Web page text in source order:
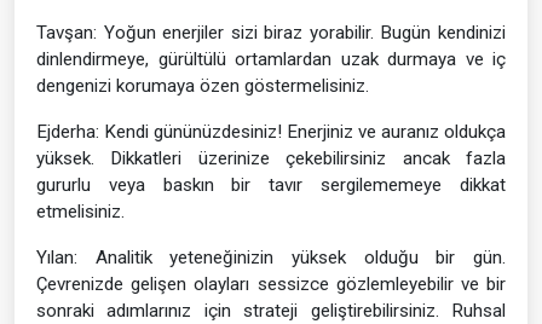
Tavşan: Yoğun enerjiler sizi biraz yorabilir. Bugün kendinizi
dinlendirmeye, gürültülü ortamlardan uzak durmaya ve iç
dengenizi korumaya özen göstermelisiniz.
Ejderha: Kendi gününüzdesiniz! Enerjiniz ve auranız oldukça
yüksek. Dikkatleri üzerinize çekebilirsiniz ancak fazla
gururlu veya baskın bir tavır sergilememeye dikkat
etmelisiniz.
Yılan: Analitik yeteneğinizin yüksek olduğu bir gün.
Çevrenizde gelişen olayları sessizce gözlemleyebilir ve bir
sonraki adımlarınız için strateji geliştirebilirsiniz. Ruhsal